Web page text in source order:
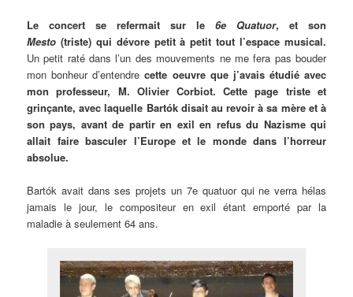
Le concert se refermait sur le 6e Quatuor, et son
Mesto (triste) qui dévore petit à petit tout l’espace musical.
Un petit raté dans l’un des mouvements ne me fera pas bouder
mon bonheur d’entendrecette oeuvre que j’avais étudié avec
mon professeur, M. Olivier Corbiot. Cette page triste et
grinçante, avec laquelle Bartók disait au revoir à sa mère et à
son pays, avant de partir en exil en refus du Nazisme qui
allait faire basculer l’Europe et le monde dans l’horreur
absolue.
Bartók avait dans ses projets un 7e quatuor qui ne verra hélas
jamais le jour, le compositeur en exil étant emporté par la
maladie à seulement 64 ans.